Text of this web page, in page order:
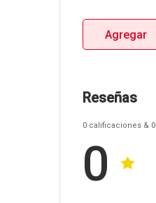
Agregar
Reseñas
0 calificaciones & 0
0